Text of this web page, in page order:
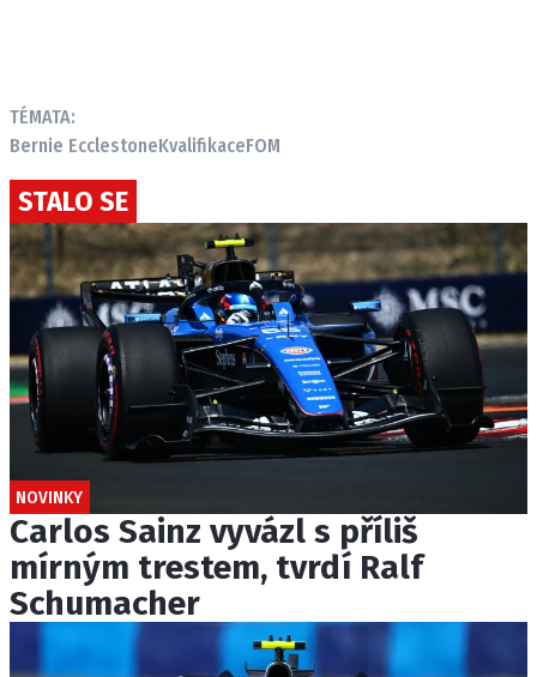
TÉMATA:
Bernie EcclestoneKvalifikaceFOM
STALO SE
NOVINKY
Carlos Sainz vyvázl s příliš
mírným trestem, tvrdí Ralf
Schumacher